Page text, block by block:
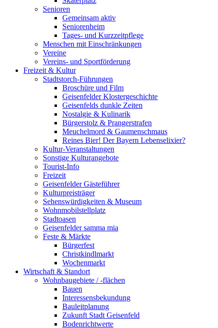
Senioren
Gemeinsam aktiv
Seniorenheim
Tages- und Kurzzeitpflege
Menschen mit Einschränkungen
Vereine
Vereins- und Sportförderung
Freizeit & Kultur
Stadtstorch-Führungen
Broschüre und Film
Geisenfelder Klostergeschichte
Geisenfelds dunkle Zeiten
Nostalgie & Kulinarik
Bürgerstolz & Prangerstrafen
Meuchelmord & Gaumenschmaus
Reines Bier! Der Bayern Lebenselixier?
Kultur-Veranstaltungen
Sonstige Kulturangebote
Tourist-Info
Freizeit
Geisenfelder Gästeführer
Kulturpreisträger
Sehenswürdigkeiten & Museum
Wohnmobilstellplatz
Stadtoasen
Geisenfelder samma mia
Feste & Märkte
Bürgerfest
Christkindlmarkt
Wochenmarkt
Wirtschaft & Standort
Wohnbaugebiete / -flächen
Bauen
Interessensbekundung
Bauleitplanung
Zukunft Stadt Geisenfeld
Bodenrichtwerte